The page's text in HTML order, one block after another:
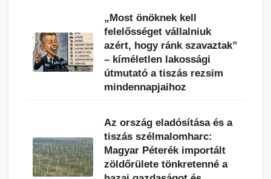
„Most önöknek kell
felelősséget vállalniuk
azért, hogy ránk szavaztak”
– kíméletlen lakossági
útmutató a tiszás rezsim
mindennapjaihoz
Az ország eladósítása és a
tiszás szélmalomharc:
Magyar Péterék importált
zöldőrülete tönkretenné a